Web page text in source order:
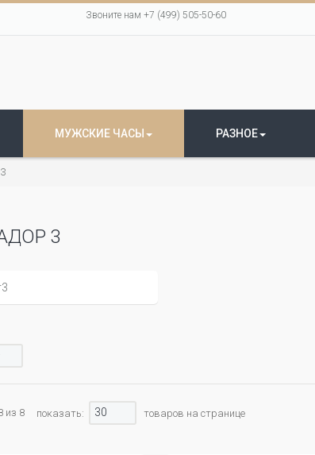
Звоните нам +7 (499) 505-50-60
МУЖСКИЕ ЧАСЫ РАЗНОЕ
3
из 8 показать: 30 товаров на странице